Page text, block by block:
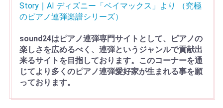
Story｜AI ディズニー「ベイマックス」より （究極
のピアノ連弾楽譜シリーズ）
sound24はピアノ連弾専門サイトとして、ピアノの
楽しさを広めるべく、連弾というジャンルで貢献出
来るサイトを目指しております。このコーナーを通
じてより多くのピアノ連弾愛好家が生まれる事を願
っております。